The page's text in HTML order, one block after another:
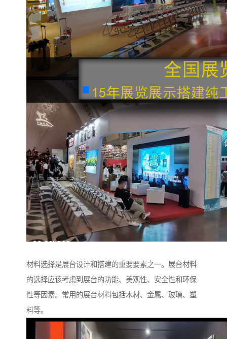
材料选择是展台设计和搭建的重要要素之一。展台材料
的选择应该考虑到展台的功能、美观性、安全性和环保
性等因素。常用的展台材料包括木材、金属、玻璃、塑
料等。